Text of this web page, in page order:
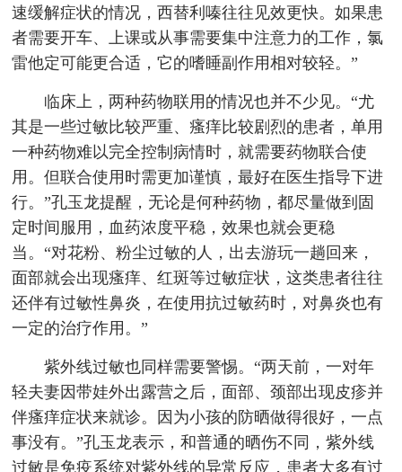
速缓解症状的情况，西替利嗪往往见效更快。如果患
者需要开车、上课或从事需要集中注意力的工作，氯
雷他定可能更合适，它的嗜睡副作用相对较轻。”
临床上，两种药物联用的情况也并不少见。“尤
其是一些过敏比较严重、瘙痒比较剧烈的患者，单用
一种药物难以完全控制病情时，就需要药物联合使
用。但联合使用时需更加谨慎，最好在医生指导下进
行。”孔玉龙提醒，无论是何种药物，都尽量做到固
定时间服用，血药浓度平稳，效果也就会更稳
当。“对花粉、粉尘过敏的人，出去游玩一趟回来，
面部就会出现瘙痒、红斑等过敏症状，这类患者往往
还伴有过敏性鼻炎，在使用抗过敏药时，对鼻炎也有
一定的治疗作用。”
紫外线过敏也同样需要警惕。“两天前，一对年
轻夫妻因带娃外出露营之后，面部、颈部出现皮疹并
伴瘙痒症状来就诊。因为小孩的防晒做得很好，一点
事没有。”孔玉龙表示，和普通的晒伤不同，紫外线
过敏是免疫系统对紫外线的异常反应，患者大多有过